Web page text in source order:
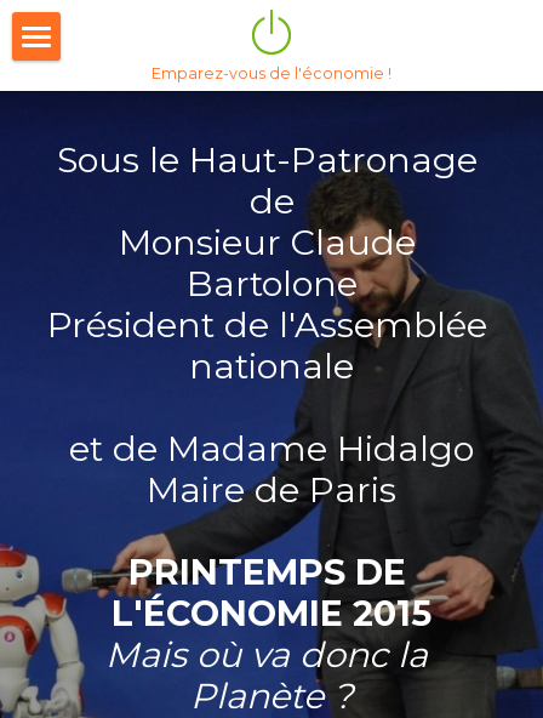
Emparez-vous de l'économie !
Behind the scene
Le Mag'
13è édition 2025
12è Edition 2024
11è édition 2023
10è édition 2022
9è édition 2021
À propos
Notre vocation
Nos partenaires
Notre équipe
Le conseil scientifique
Sous le Haut-Patronage
de
Monsieur Claude
Bartolone
Président de l'Assemblée
nationale
et de Madame Hidalgo
Maire de Paris
PRINTEMPS DE
L'ÉCONOMIE 2015
Mais où va donc la
Planète ?
LES CATÉGORIES DE LA BOUTIQUE